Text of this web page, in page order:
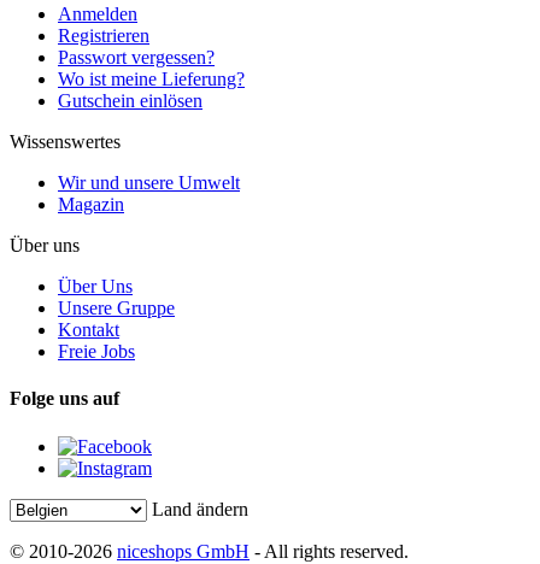
Anmelden
Registrieren
Passwort vergessen?
Wo ist meine Lieferung?
Gutschein einlösen
Wissenswertes
Wir und unsere Umwelt
Magazin
Über uns
Über Uns
Unsere Gruppe
Kontakt
Freie Jobs
Folge uns auf
Land ändern
© 2010-2026 niceshops GmbH - All rights reserved.